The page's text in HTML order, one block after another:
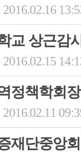
2016.02.16
교 상근감
2016.02.15
정책학회
2016.02.11
재단중앙